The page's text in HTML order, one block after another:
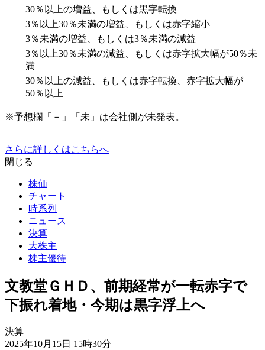
30％以上の増益、もしくは黒字転換
3％以上30％未満の増益、もしくは赤字縮小
3％未満の増益、もしくは3％未満の減益
3％以上30％未満の減益、もしくは赤字拡大幅が50％未
満
30％以上の減益、もしくは赤字転換、赤字拡大幅が
50％以上
※予想欄「－」「未」は会社側が未発表。
さらに詳しくはこちらへ
閉じる
株価
チャート
時系列
ニュース
決算
大株主
株主優待
文教堂ＧＨＤ、前期経常が一転赤字で
下振れ着地・今期は黒字浮上へ
決算
2025年10月15日 15時30分